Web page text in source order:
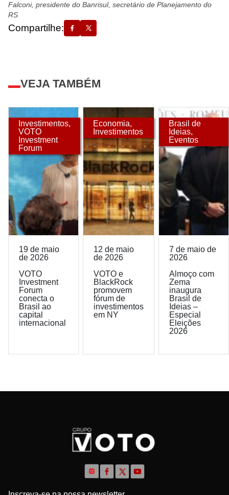
Falconi, presidente do Banrisul, secretário de Planejamento do
RS
Compartilhe:
VEJA TAMBÉM
Investimentos,
VOTO
Investment
Forum
19 de maio
de 2026
VOTO
Investment
Forum
conecta o
Brasil ao
capital
internacional
Economia,
Investimentos
12 de maio
de 2026
VOTO e
BlackRock
promovem
fórum de
investimentos
em NY
Brasil de
Ideias,
Eventos
7 de maio de
2026
Almoço com
Zema
inaugura
Brasil de
Ideias –
Especial
Eleições
2026